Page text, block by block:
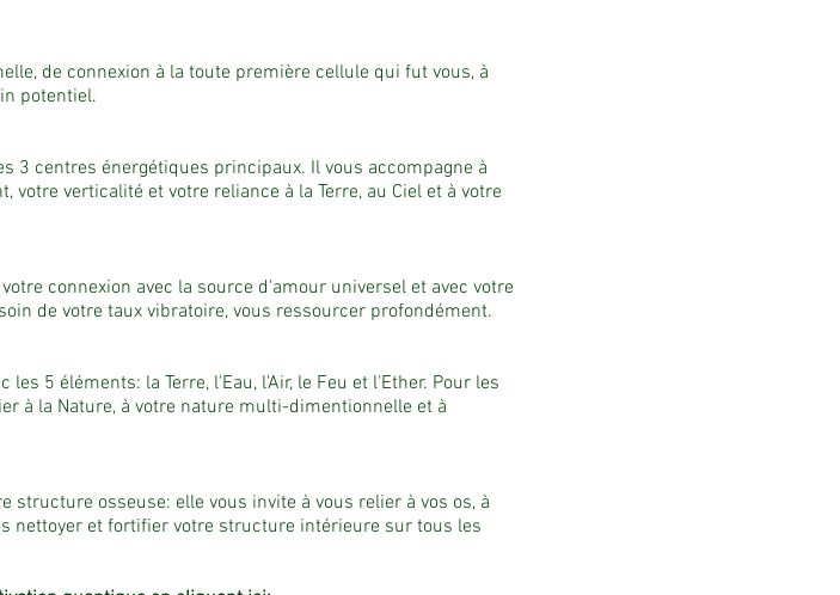
de connexion à la toute première cellule qui fut vous, à
potentiel.
3 centres énergétiques principaux. Il vous accompagne à
verticalité et votre reliance à la Terre, au Ciel et à votre
connexion avec la source d'amour universel et avec votre
de votre taux vibratoire, vous ressourcer profondément.
5 éléments: la Terre, l'Eau, l'Air, le Feu et l'Ether. Pour les
à la Nature, à votre nature multi-dimentionnelle et à
osseuse: elle vous invite à vous relier à vos os, à
nettoyer et fortifier votre structure intérieure sur tous les